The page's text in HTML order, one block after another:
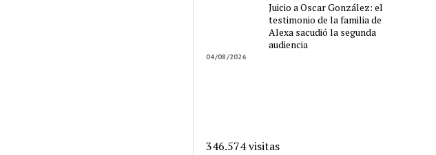
Juicio a Oscar González: el
testimonio de la familia de
Alexa sacudió la segunda
audiencia
04/08/2026
346.574 visitas